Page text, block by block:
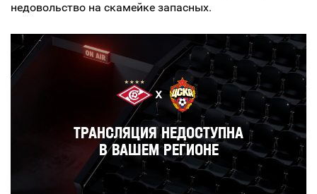
недовольство на скамейке запасных.